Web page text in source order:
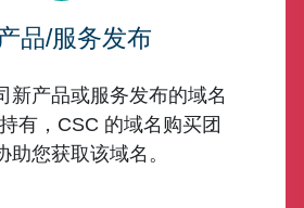
品/服务发布
新产品或服务发布的域名
有，CSC 的域名购买团
助您获取该域名。